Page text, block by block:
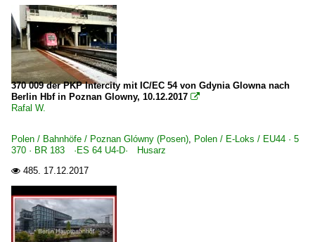
Słubice (Lebus)
Zielona Gora (Grünberg)
Unternehmen
PKP Intercity spółka z o.o., Warszawa ·PKPIC·
370 009 der PKP Intercity mit IC/EC 54 von Gdynia Glowna nach
Berlin Hbf in Poznan Glowny, 10.12.2017 
Rafal W.
Polen / Bahnhöfe / Poznan Glówny (Posen), Polen / E-Loks / EU44 · 5
370 · BR 183 ·ES 64 U4-D· Husarz
 485. 17.12.2017